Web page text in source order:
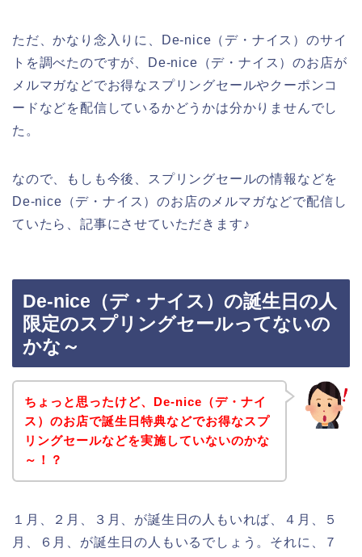
ただ、かなり念入りに、De-nice（デ・ナイス）のサイ
トを調べたのですが、De-nice（デ・ナイス）のお店が
メルマガなどでお得なスプリングセールやクーポンコ
ードなどを配信しているかどうかは分かりませんでし
た。
なので、もしも今後、スプリングセールの情報などを
De-nice（デ・ナイス）のお店のメルマガなどで配信し
ていたら、記事にさせていただきます♪
De-nice（デ・ナイス）の誕生日の人
限定のスプリングセールってないの
かな～
ちょっと思ったけど、De-nice（デ・ナイ
ス）のお店で誕生日特典などでお得なスプ
リングセールなどを実施していないのかな
～！？
１月、２月、３月、が誕生日の人もいれば、４月、５
月、６月、が誕生日の人もいるでしょう。それに、７